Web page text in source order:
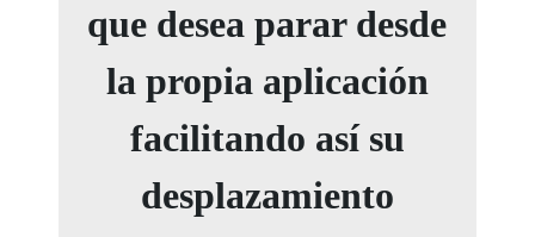
que desea parar desde
la propia aplicación
facilitando así su
desplazamiento